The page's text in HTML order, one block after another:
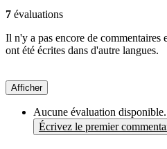
7 évaluations
Il n'y a pas encore de commentaires
ont été écrites dans d'autre langues.
Afficher
Aucune évaluation disponible.
Écrivez le premier